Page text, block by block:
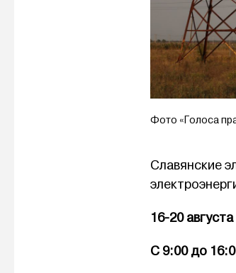
Фото «Голоса
Славянские
16-20 августа
С 9:00 до